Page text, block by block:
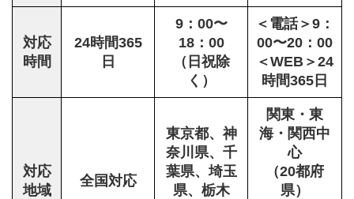
対応
時間
24時間365
日
9：00〜
18：00
（日祝除
く）
＜電話＞9：
00〜20：00
＜WEB＞24
時間365日
対応
地域
全国対応
東京都、神
奈川県、千
葉県、埼玉
県、栃木
関東・東
海・関西中
心
（20都府
県）